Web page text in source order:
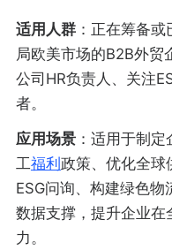
适用人群：正在筹备或
局欧美市场的B2B外贸
公司HR负责人、关注
者。
应用场景：适用于制定
工福利政策、优化全球
ESG问询、构建绿色
数据支撑，提升企业
力。